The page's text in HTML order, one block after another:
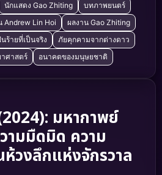
นักแสดง Gao Zhiting
บทภาพยนตร์
Andrew Lin Hoi
ผลงาน Gao Zhiting
นร้ายที่เป็นจริง
ภัยคุกคามจากต่างดาว
ศาสตร์ อนาคตของมนุษยชาติ
มหากาพย์
ามมืดมิด ความ
วงลึกแห่งจักรวาล